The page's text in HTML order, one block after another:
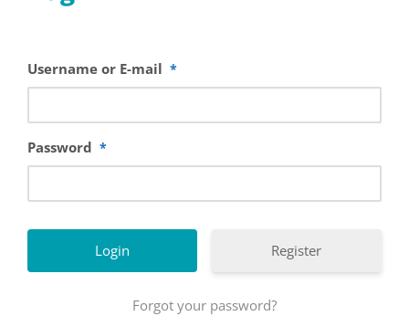
Username or E-mail *
Password *
Register
Forgot your password?